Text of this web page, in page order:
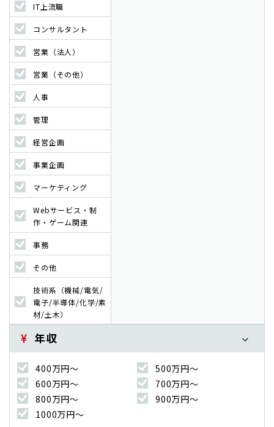
IT上流職
コンサルタント
営業（法人）
営業（その他）
人事
管理
経営企画
事業企画
マーケティング
Webサービス・制
作・ゲーム関連
事務
その他
技術系（機械/電気/
電子/半導体/化学/素
材/土木）
年収
400万円〜
500万円〜
600万円〜
700万円〜
800万円〜
900万円〜
1000万円〜